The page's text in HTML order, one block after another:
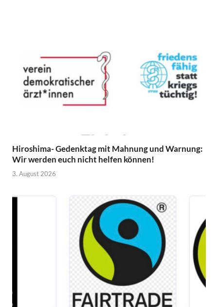
Hiroshima- Gedenktag mit Mahnung und Warnung:
Wir werden euch nicht helfen können!
3. August 2026